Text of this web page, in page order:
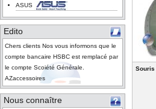
ASUS
Edito
Chers clients Nos vous informons que le
compte bancaire HSBC est remplacé par
le compte Scoiété Générale.
AZaccessoires
Nous connaître
Souris